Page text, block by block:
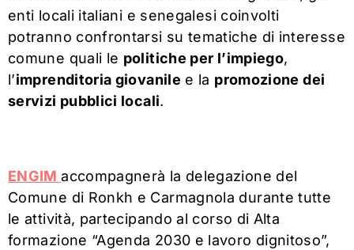
enti locali italiani e senegalesi coinvolti
potranno confrontarsi su tematiche di interesse
comune quali le politiche per l’impiego,
l’imprenditoria giovanile e la promozione dei
servizi pubblici locali.
ENGIMaccompagnerà la delegazione del
Comune di Ronkh e Carmagnola durante tutte
le attività, partecipando al corso di Alta
formazione “Agenda 2030 e lavoro dignitoso”,